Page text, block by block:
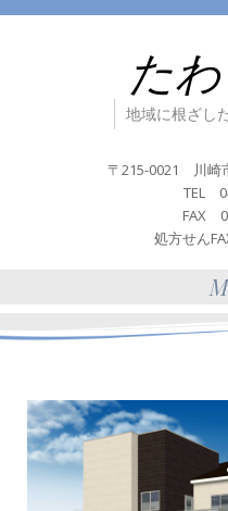
た
地域に根ざし
〒215-0021 川崎
TEL
FAX
処方せん